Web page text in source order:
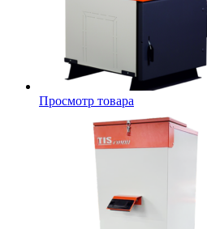
Просмотр товара